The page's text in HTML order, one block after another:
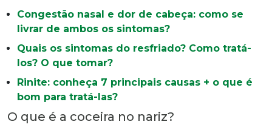
Congestão nasal e dor de cabeça: como se
livrar de ambos os sintomas?
Quais os sintomas do resfriado? Como tratá-
los? O que tomar?
Rinite: conheça 7 principais causas + o que é
bom para tratá-las?
O que é a coceira no nariz?